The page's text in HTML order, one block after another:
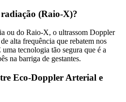
(Raio-X)?
ou do Raio-X, o ultrassom Doppler
alta frequência que rebatem nos
tecnologia tão segura que é a
na barriga de gestantes.
Eco-Doppler Arterial e